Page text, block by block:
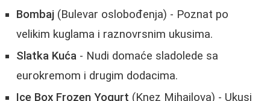
Bombaj (Bulevar oslobođenja) - Poznat po
velikim kuglama i raznovrsnim ukusima.
Slatka Kuća - Nudi domaće sladolede sa
eurokremom i drugim dodacima.
Ice Box Frozen Yogurt (Knez Mihailova) - Ukusi